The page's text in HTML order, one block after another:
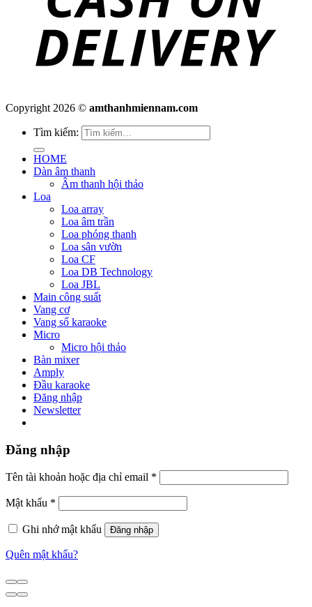
Copyright 2026 © amthanhmiennam.com
Tìm kiếm:
HOME
Dàn âm thanh
Âm thanh hội thảo
Loa
Loa array
Loa âm trần
Loa phóng thanh
Loa sân vườn
Loa CF
Loa DB Technology
Loa JBL
Main công suất
Vang cơ
Vang số karaoke
Micro
Micro hội thảo
Bàn mixer
Amply
Đầu karaoke
Đăng nhập
Newsletter
Đăng nhập
Tên tài khoản hoặc địa chỉ email *
Mật khẩu *
Ghi nhớ mật khẩu Đăng nhập
Quên mật khẩu?